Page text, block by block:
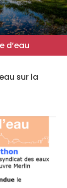
d’eau
sur la